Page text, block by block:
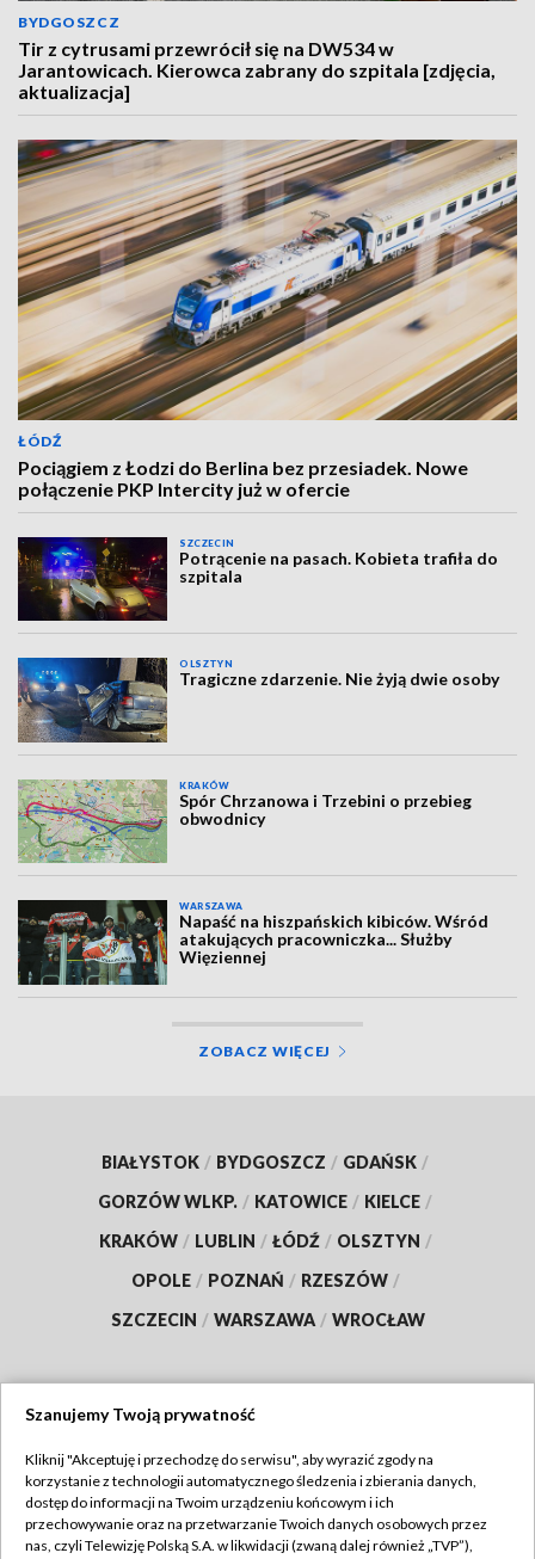
BYDGOSZCZ
Tir z cytrusami przewrócił się na DW534 w
Jarantowicach. Kierowca zabrany do szpitala [zdjęcia,
aktualizacja]
ŁÓDŹ
Pociągiem z Łodzi do Berlina bez przesiadek. Nowe
połączenie PKP Intercity już w ofercie
SZCZECIN
Potrącenie na pasach. Kobieta trafiła do
szpitala
OLSZTYN
Tragiczne zdarzenie. Nie żyją dwie osoby
KRAKÓW
Spór Chrzanowa i Trzebini o przebieg
obwodnicy
WARSZAWA
Napaść na hiszpańskich kibiców. Wśród
atakujących pracowniczka... Służby
Więziennej
ZOBACZ WIĘCEJ
BIAŁYSTOK / BYDGOSZCZ / GDAŃSK /
GORZÓW WLKP. / KATOWICE / KIELCE /
KRAKÓW / LUBLIN / ŁÓDŹ / OLSZTYN /
OPOLE / POZNAŃ / RZESZÓW /
SZCZECIN / WARSZAWA / WROCŁAW
TVP
Abonament TVP
Regulamin TVP
Szanujemy Twoją prywatność
Kliknij "Akceptuję i przechodzę do serwisu", aby wyrazić zgody na
korzystanie z technologii automatycznego śledzenia i zbierania danych,
dostęp do informacji na Twoim urządzeniu końcowym i ich
przechowywanie oraz na przetwarzanie Twoich danych osobowych przez
nas, czyli Telewizję Polską S.A. w likwidacji (zwaną dalej również „TVP”),